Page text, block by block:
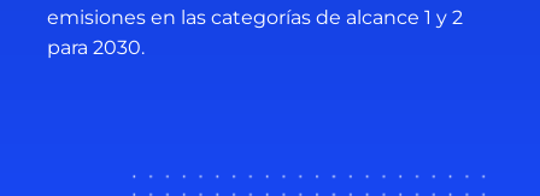
emisiones en las categorías de alcance 1 y 2
para 2030.